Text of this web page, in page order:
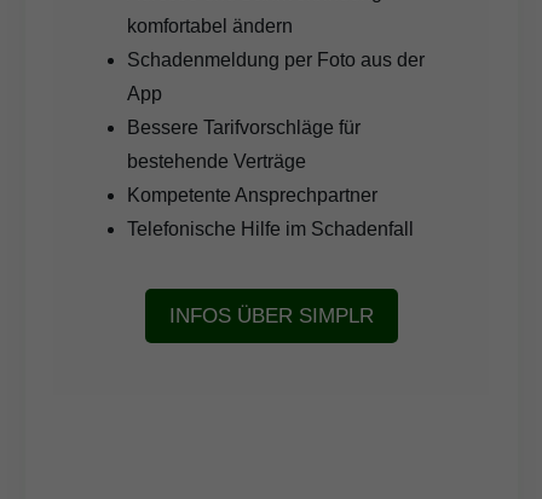
komfortabel ändern
Schadenmeldung per Foto aus der
App
Bessere Tarifvorschläge für
bestehende Verträge
Kompetente Ansprechpartner
Telefonische Hilfe im Schadenfall
INFOS ÜBER SIMPLR